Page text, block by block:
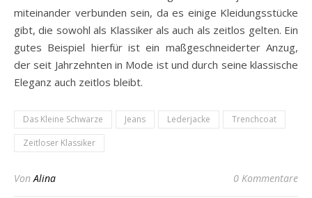
miteinander verbunden sein, da es einige Kleidungsstücke
gibt, die sowohl als Klassiker als auch als zeitlos gelten. Ein
gutes Beispiel hierfür ist ein maßgeschneiderter Anzug,
der seit Jahrzehnten in Mode ist und durch seine klassische
Eleganz auch zeitlos bleibt.
Das Kleine Schwarze Jeans Lederjacke
Trenchcoat
Zeitloser Klassiker
Von Alina 0 Kommentare